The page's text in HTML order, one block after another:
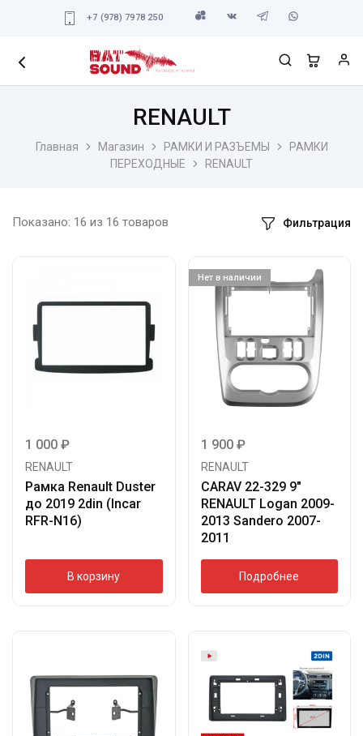
+7 (978) 7978 250
Главная Магазин РАМКИ И РАЗЪЕМЫ
РАМКИ
ПЕРЕХОДНЫЕ
RENAULT
RENAULT
Показано: 16 из 16 товаров Фильтрация
1 000 ₽
RENAULT
Рамка Renault Duster
до 2019 2din (Incar
RFR-N16)
В корзину
Нет в наличии
1 900 ₽
RENAULT
CARAV 22-329 9″
RENAULT Logan 2009-
2013 Sandero 2007-
2011
Подробнее